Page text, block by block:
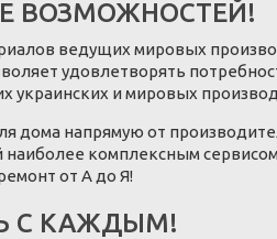
ВОЗМОЖНОСТЕЙ!
ведущих мировых
удовлетворять
украинских и мировых
дома напрямую от
наиболее комплексным
от А до Я!
С КАЖДЫМ!